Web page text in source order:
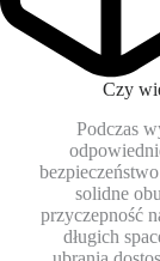
Czy
Podczas
solidne
przyczepność
długich